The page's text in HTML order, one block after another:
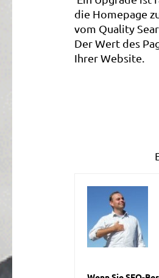
die Homepage
vom Quality
Der Wert des
Ihrer Website.